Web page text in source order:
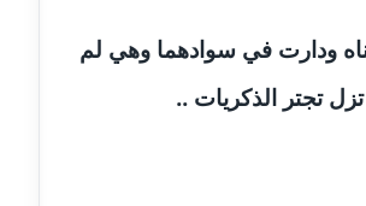
ثائر دالي
ودارت في سوادهما وهي لم
تزل تجتر الذكريات ..